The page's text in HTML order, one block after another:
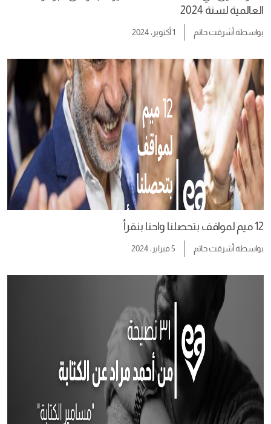
العالمية لسنة 2024
بواسطةأشرقت حاتم 1 أكتوبر، 2024
12 ميم لمواقف بتحصلنا واحنا بنقرأ
بواسطةأشرقت حاتم 5 فبراير، 2024